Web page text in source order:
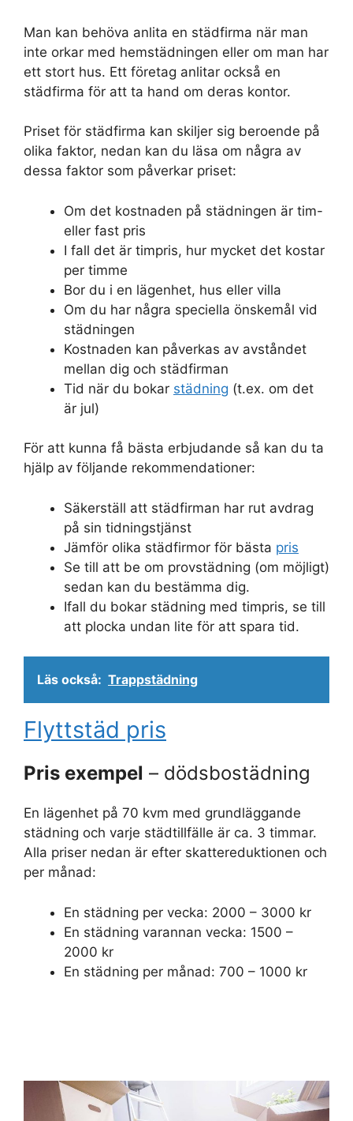
Man kan behöva anlita en städfirma när man
inte orkar med hemstädningen eller om man har
ett stort hus. Ett företag anlitar också en
städfirma för att ta hand om deras kontor.
Priset för städfirma kan skiljer sig beroende på
olika faktor, nedan kan du läsa om några av
dessa faktor som påverkar priset:
Om det kostnaden på städningen är tim-
eller fast pris
I fall det är timpris, hur mycket det kostar
per timme
Bor du i en lägenhet, hus eller villa
Om du har några speciella önskemål vid
städningen
Kostnaden kan påverkas av avståndet
mellan dig och städfirman
Tid när du bokar städning (t.ex. om det
är jul)
För att kunna få bästa erbjudande så kan du ta
hjälp av följande rekommendationer:
Säkerställ att städfirman har rut avdrag
på sin tidningstjänst
Jämför olika städfirmor för bästa pris
Se till att be om provstädning (om möjligt)
sedan kan du bestämma dig.
Ifall du bokar städning med timpris, se till
att plocka undan lite för att spara tid.
Läs också: Trappstädning
Flyttstäd pris
Pris exempel – dödsbostädning
En lägenhet på 70 kvm med grundläggande
städning och varje städtillfälle är ca. 3 timmar.
Alla priser nedan är efter skattereduktionen och
per månad:
En städning per vecka: 2000 – 3000 kr
En städning varannan vecka: 1500 –
2000 kr
En städning per månad: 700 – 1000 kr